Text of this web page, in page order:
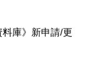
料庫》新申請/更